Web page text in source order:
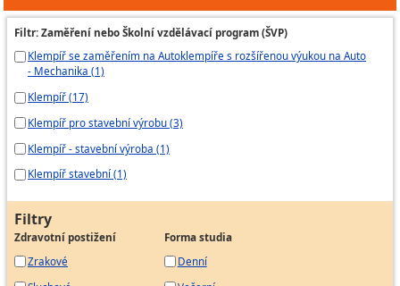
Filtr: Zaměření nebo Školní vzdělávací program (ŠVP)
Klempíř se zaměřením na Autoklempíře s rozšířenou výukou na Auto
- Mechanika (1)
Klempíř (17)
Klempíř pro stavební výrobu (3)
Klempíř - stavební výroba (1)
Klempíř stavební (1)
Filtry
Zdravotní postižení
Zrakové
Forma studia
Denní